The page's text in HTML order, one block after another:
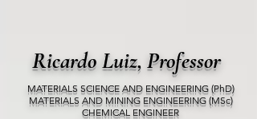
Ricardo Luiz, Professor
MATERIALS SCIENCE AND ENGINEERING (PhD)
MATERIALS AND MINING ENGINEERING (MSc)
CHEMICAL ENGINEER